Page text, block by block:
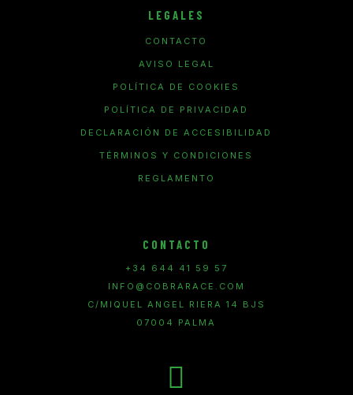
LEGALES
CONTACTO
AVISO LEGAL
POLÍTICA DE COOKIES
POLÍTICA DE PRIVACIDAD
DECLARACIÓN DE ACCESIBILIDAD
TÉRMINOS Y CONDICIONES
REGLAMENTO
CONTACTO
+34 644 41 59 57
INFO@COBRARACE.COM
C/MIQUEL ANGEL RIERA 14 BJS
07004 PALMA
